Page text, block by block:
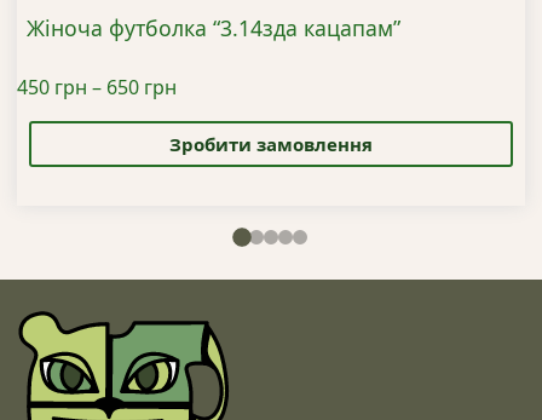
Жіноча футболка “3.14зда кацапам”
450 грн – 650 грн
цін:
від
450 грн
650 грн
Зробити замовлення
Цей
має
можна
вибрати
на
сторінці
товару